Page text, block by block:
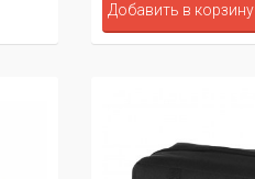
Добавить в корзину